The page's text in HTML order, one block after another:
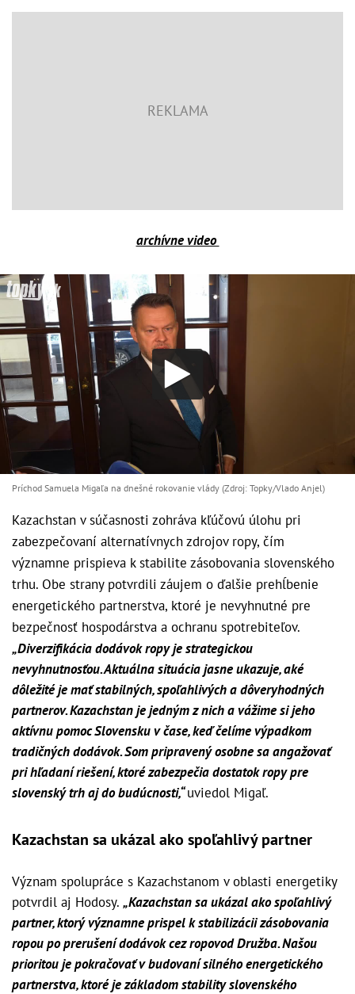
archívne video
Príchod Samuela Migaľa na dnešné rokovanie vlády (Zdroj: Topky/Vlado Anjel)
Kazachstan v súčasnosti zohráva kľúčovú úlohu pri
zabezpečovaní alternatívnych zdrojov ropy, čím
významne prispieva k stabilite zásobovania slovenského
trhu. Obe strany potvrdili záujem o ďalšie prehĺbenie
energetického partnerstva, ktoré je nevyhnutné pre
bezpečnosť hospodárstva a ochranu spotrebiteľov.
„Diverzifikácia dodávok ropy je strategickou
nevyhnutnosťou. Aktuálna situácia jasne ukazuje, aké
dôležité je mať stabilných, spoľahlivých a dôveryhodných
partnerov. Kazachstan je jedným z nich a vážime si jeho
aktívnu pomoc Slovensku v čase, keď čelíme výpadkom
tradičných dodávok. Som pripravený osobne sa angažovať
pri hľadaní riešení, ktoré zabezpečia dostatok ropy pre
slovenský trh aj do budúcnosti,“uviedol Migaľ.
Kazachstan sa ukázal ako spoľahlivý partner
Význam spolupráce s Kazachstanom v oblasti energetiky
potvrdil aj Hodosy. „Kazachstan sa ukázal ako spoľahlivý
partner, ktorý významne prispel k stabilizácii zásobovania
ropou po prerušení dodávok cez ropovod Družba. Našou
prioritou je pokračovať v budovaní silného energetického
partnerstva, ktoré je základom stability slovenského